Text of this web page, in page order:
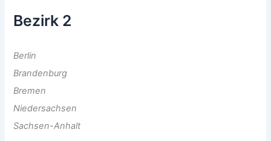
Bezirk 2
Berlin
Brandenburg
Bremen
Niedersachsen
Sachsen-Anhalt